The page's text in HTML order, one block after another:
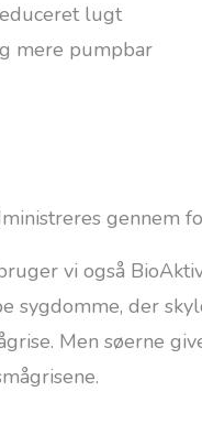
lugt
mere pumpbar
gennem
vi også
sygdomme, der
Men søerne